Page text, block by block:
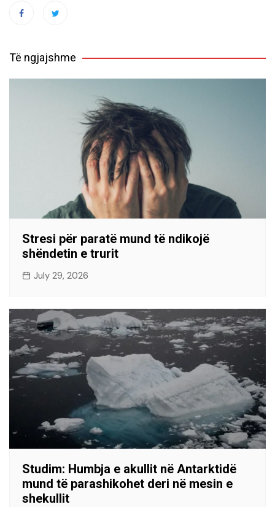
Të ngjajshme
Stresi për paratë mund të ndikojë
shëndetin e trurit
July 29, 2026
Studim: Humbja e akullit në Antarktidë
mund të parashikohet deri në mesin e
shekullit